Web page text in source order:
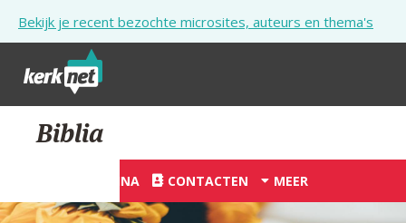
Bekijk je recent bezochte microsites, auteurs en thema's
STARTPAGINA
KERK
VIERINGEN
Biblia
STARTPAGINA CONTACTEN MEER